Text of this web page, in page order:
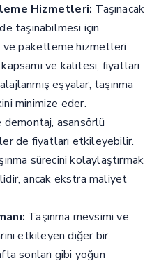
Hizmetleri: Taşınacak
taşınabilmesi için
paketleme hizmetleri
ve kalitesi, fiyatları
eşyalar, taşınma
minimize eder.
demontaj, asansörlü
de fiyatları etkileyebilir.
sürecini kolaylaştırmak
ancak ekstra maliyet
Taşınma mevsimi ve
etkileyen diğer bir
sonları gibi yoğun